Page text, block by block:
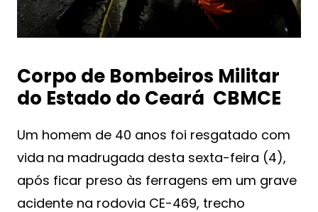
Corpo de Bombeiros Militar
do Estado do Ceará CBMCE
Um homem de 40 anos foi resgatado com
vida na madrugada desta sexta-feira (4),
após ficar preso às ferragens em um grave
acidente na rodovia CE-469, trecho